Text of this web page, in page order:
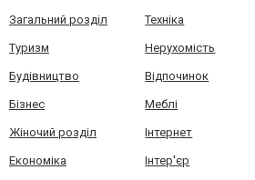
Загальний розділ Техніка
Туризм Нерухомість
Будівництво Відпочинок
Бізнес Меблі
Жіночий розділ Інтернет
Економіка Інтер'єр